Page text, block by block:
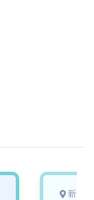
新竹